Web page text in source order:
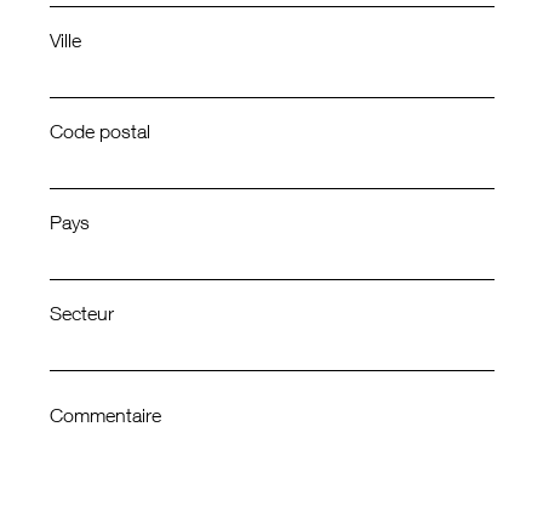
Ville
Code postal
Pays
Secteur
Commentaire